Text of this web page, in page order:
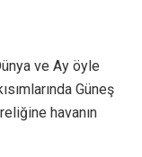
ve Ay öyle
Güneş
havanın